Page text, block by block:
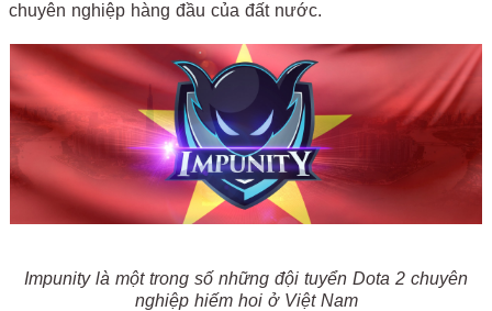
chuyên nghiệp hàng đầu của đất nước.
Impunity là một trong số những đội tuyển Dota 2 chuyên
nghiệp hiếm hoi ở Việt Nam